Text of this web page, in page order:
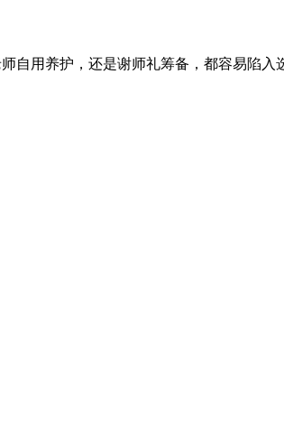
自用养护，还是谢师礼筹备，都容易陷入